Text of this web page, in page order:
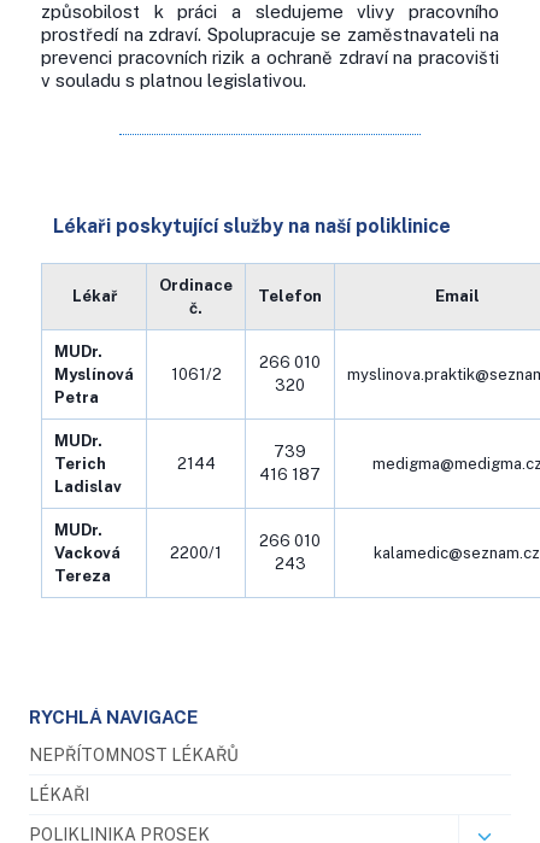
způsobilost k práci a sledujeme vlivy pracovního
prostředí na zdraví. Spolupracuje se zaměstnavateli na
prevenci pracovních rizik a ochraně zdraví na pracovišti
v souladu s platnou legislativou.
Lékaři poskytující služby na naší poliklinice
Lékař
Ordinace
č.
Telefon Email
MUDr.
Myslínová
Petra
1061/2
266 010
320
MUDr.
Terich
Ladislav
2144
739
416 187
MUDr.
Vacková
Tereza
2200/1
266 010
243
kalamedic@seznam.cz
RYCHLÁ NAVIGACE
NEPŘÍTOMNOST LÉKAŘŮ
LÉKAŘI
POLIKLINIKA PROSEK